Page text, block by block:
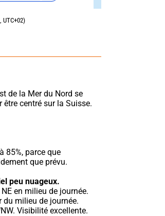
de la Mer du Nord se
centré sur la Suisse.
85%, parce que
que prévu.
peu nuageux.
milieu de journée.
Visibilité excellente.